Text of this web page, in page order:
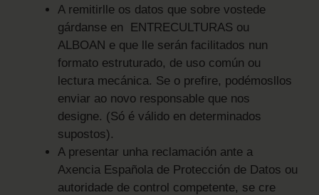
A remitirlle os datos que sobre vostede
gárdanse en ENTRECULTURAS ou
ALBOAN e que lle serán facilitados nun
formato estruturado, de uso común ou
lectura mecánica. Se o prefire, podémosllos
enviar ao novo responsable que nos
designe. (Só é válido en determinados
supostos).
A presentar unha reclamación ante a
Axencia Española de Protección de Datos ou
autoridade de control competente, se cre